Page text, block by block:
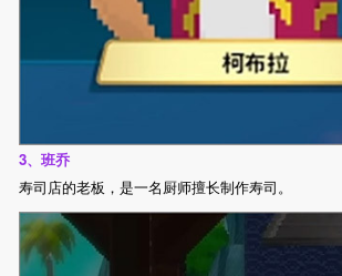
3、班乔
寿司店的老板，是一名厨师擅长制作寿司。